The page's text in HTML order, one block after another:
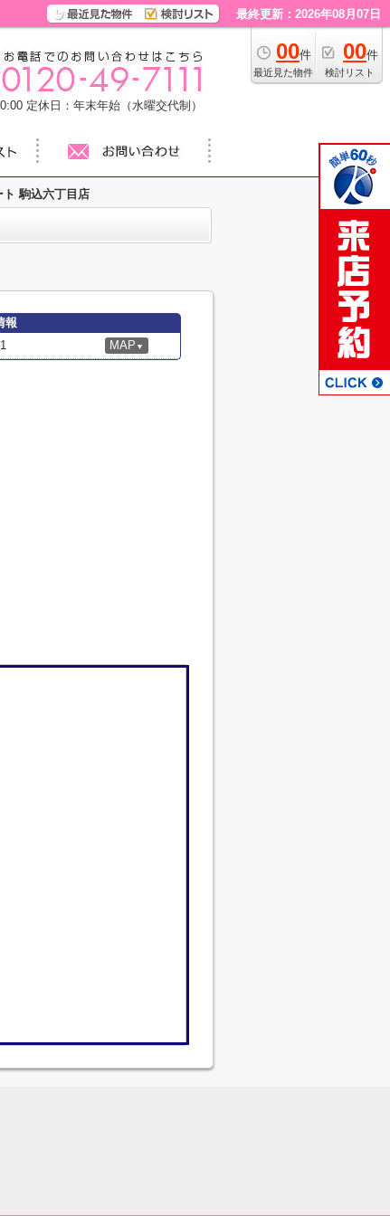
最終更新：2026年08月07日
00件
最近見た物件
00件
検討リスト
定休日：年末年始（水曜交代制）
ト 駒込六丁目店
報
MAP ▼